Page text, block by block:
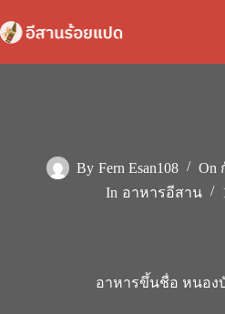
to
content
By Fern Esan108 On
In อาหารอีสาน
อาหารขึ้นชื่อ หนอง